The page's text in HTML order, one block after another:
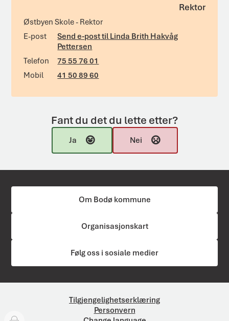
Rektor
Østbyen Skole - Rektor
E-post
Send e-posttil Linda Brith Hakvåg
Pettersen
Telefon
75 55 76 01
Mobil
41 50 89 60
Fant du det du lette etter?
Ja Nei
Om Bodø kommune
Organisasjonskart
Følg oss i sosiale medier
Tilgjengelighetserklæring
Personvern